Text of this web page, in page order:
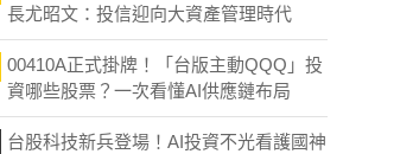
長尤昭文：投信迎向大資產管理時代
00410A正式掛牌！「台版主動QQQ」投
資哪些股票？一次看懂AI供應鏈布局
台股科技新兵登場！AI投資不光看護國神